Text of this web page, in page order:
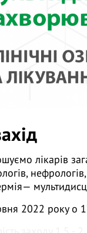
лікарів
2022 року о